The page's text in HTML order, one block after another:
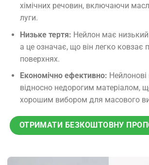
хімічних речовин, включаючи
луги.
Низьке тертя: Нейлон має низький
а це означає, що він легко ковзає
поверхнях.
Економічно ефективно: Нейлонові
відносно недорогим матеріалом,
хорошим вибором для масового
ОТРИМАТИ БЕЗКОШТОВНУ